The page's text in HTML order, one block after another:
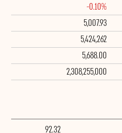
-0.10%
5,007.93
5,424,262
5,688.00
2,308,255,000
92.32